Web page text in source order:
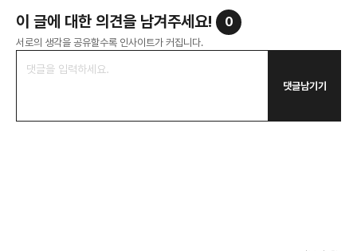
이 글에 대한 의견을 남겨주세요! 0
서로의 생각을 공유할수록 인사이트가 커집니다.
댓글남기기